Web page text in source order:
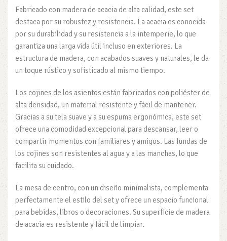
Fabricado con madera de acacia de alta calidad, este set
destaca por su robustez y resistencia. La acacia es conocida
por su durabilidad y su resistencia a la intemperie, lo que
garantiza una larga vida útil incluso en exteriores. La
estructura de madera, con acabados suaves y naturales, le da
un toque rústico y sofisticado al mismo tiempo.
Los cojines de los asientos están fabricados con poliéster de
alta densidad, un material resistente y fácil de mantener.
Gracias a su tela suave y a su espuma ergonómica, este set
ofrece una comodidad excepcional para descansar, leer o
compartir momentos con familiares y amigos. Las fundas de
los cojines son resistentes al agua y a las manchas, lo que
facilita su cuidado.
La mesa de centro, con un diseño minimalista, complementa
perfectamente el estilo del set y ofrece un espacio funcional
para bebidas, libros o decoraciones. Su superficie de madera
de acacia es resistente y fácil de limpiar.